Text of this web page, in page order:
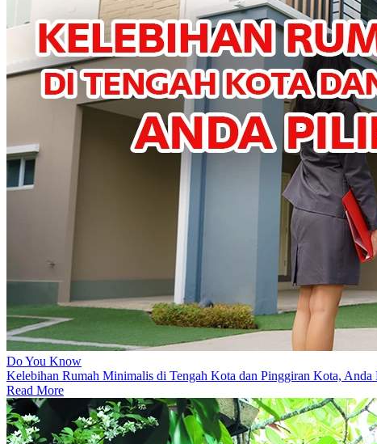
Do You Know
Kelebihan Rumah Minimalis di Tengah Kota dan Pinggiran Kota, Anda
Read More